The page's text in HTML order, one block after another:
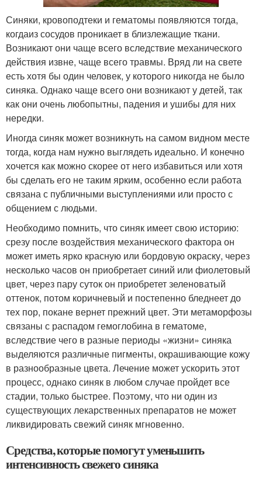
Синяки, кровоподтеки и гематомы появляются тогда,
когдаиз сосудов проникает в близлежащие ткани.
Возникают они чаще всего вследствие механического
действия извне, чаще всего травмы. Вряд ли на свете
есть хотя бы один человек, у которого никогда не было
синяка. Однако чаще всего они возникают у детей, так
как они очень любопытны, падения и ушибы для них
нередки.
Иногда синяк может возникнуть на самом видном месте
тогда, когда нам нужно выглядеть идеально. И конечно
хочется как можно скорее от него избавиться или хотя
бы сделать его не таким ярким, особенно если работа
связана с публичными выступлениями или просто с
общением с людьми.
Необходимо помнить, что синяк имеет свою историю:
срезу после воздействия механического фактора он
может иметь ярко красную или бордовую окраску, через
несколько часов он приобретает синий или фиолетовый
цвет, через пару суток он приобретет зеленоватый
оттенок, потом коричневый и постепенно бледнеет до
тех пор, покане вернет прежний цвет. Эти метаморфозы
связаны с распадом гемоглобина в гематоме,
вследствие чего в разные периоды «жизни» синяка
выделяются различные пигменты, окрашивающие кожу
в разнообразные цвета. Лечение может ускорить этот
процесс, однако синяк в любом случае пройдет все
стадии, только быстрее. Поэтому, что ни один из
существующих лекарственных препаратов не может
ликвидировать свежий синяк мгновенно.
Средства, которые помогут уменьшить
интенсивность свежего синяка